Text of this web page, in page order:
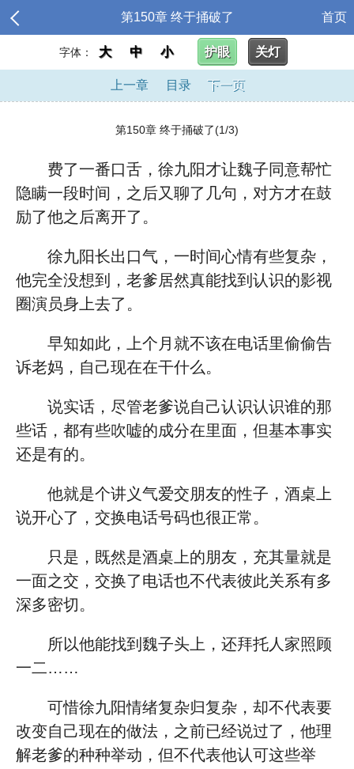
第150章 终于捅破了 首页
字体： 大 中 小 护眼 关灯
上一章 目录 下一页
第150章 终于捅破了(1/3)
费了一番口舌，徐九阳才让魏子同意帮忙
隐瞒一段时间，之后又聊了几句，对方才在鼓
励了他之后离开了。
徐九阳长出口气，一时间心情有些复杂，
他完全没想到，老爹居然真能找到认识的影视
圈演员身上去了。
早知如此，上个月就不该在电话里偷偷告
诉老妈，自己现在在干什么。
说实话，尽管老爹说自己认识认识谁的那
些话，都有些吹嘘的成分在里面，但基本事实
还是有的。
他就是个讲义气爱交朋友的性子，酒桌上
说开心了，交换电话号码也很正常。
只是，既然是酒桌上的朋友，充其量就是
一面之交，交换了电话也不代表彼此关系有多
深多密切。
所以他能找到魏子头上，还拜托人家照顾
一二……
可惜徐九阳情绪复杂归复杂，却不代表要
改变自己现在的做法，之前已经说过了，他理
解老爹的种种举动，但不代表他认可这些举